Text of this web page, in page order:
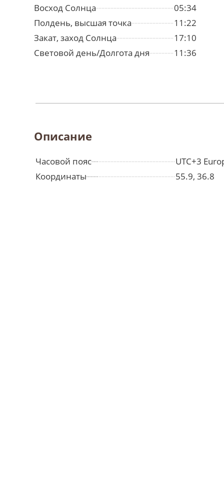
Восход Солнца
05:34
Полдень, высшая точка
11:22
Закат, заход Солнца
17:10
Световой день/Долгота дня
11:36
Описание
Часовой пояс
UTC+3
Координаты
55.9, 36.8